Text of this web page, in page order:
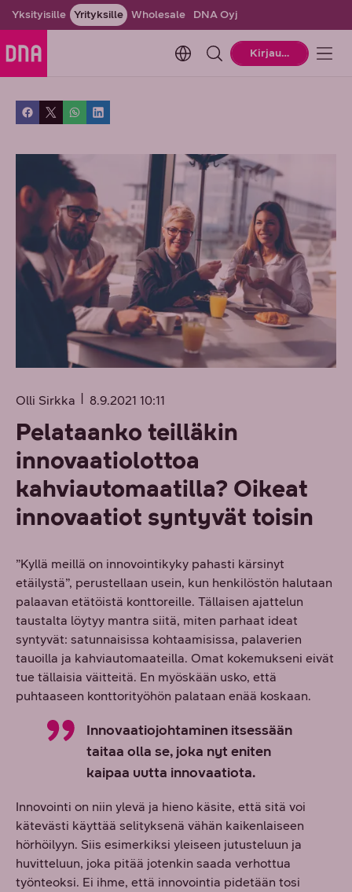
Yksityisille Yrityksille Wholesale DNA Oyj
Change language. Current
Kirjaudu
Olli Sirkka 8.9.2021 10:11
Pelataanko teilläkin
innovaatiolottoa
kahviautomaatilla? Oikeat
innovaatiot syntyvät toisin
”Kyllä meillä on innovointikyky pahasti kärsinyt
etäilystä”, perustellaan usein, kun henkilöstön halutaan
palaavan etätöistä konttoreille. Tällaisen ajattelun
taustalta löytyy mantra siitä, miten parhaat ideat
syntyvät: satunnaisissa kohtaamisissa, palaverien
tauoilla ja kahviautomaateilla. Omat kokemukseni eivät
tue tällaisia väitteitä. En myöskään usko, että
puhtaaseen konttorityöhön palataan enää koskaan.
Innovaatiojohtaminen itsessään
taitaa olla se, joka nyt eniten
kaipaa uutta innovaatiota.
Innovointi on niin ylevä ja hieno käsite, että sitä voi
kätevästi käyttää selityksenä vähän kaikenlaiseen
hörhöilyyn. Siis esimerkiksi yleiseen jutusteluun ja
huvitteluun, joka pitää jotenkin saada verhottua
työnteoksi. Ei ihme, että innovointia pidetään tosi